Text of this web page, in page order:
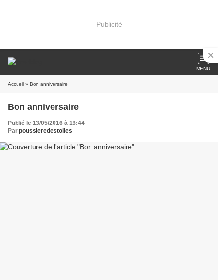
Publicité
MENU
Accueil » Bon anniversaire
Bon anniversaire
Publié le 13/05/2016 à 18:44
Par poussieredestoiles